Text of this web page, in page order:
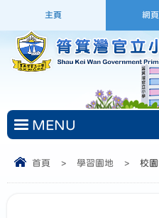
主頁 網
MENU
首頁 > 學習園地 > 校